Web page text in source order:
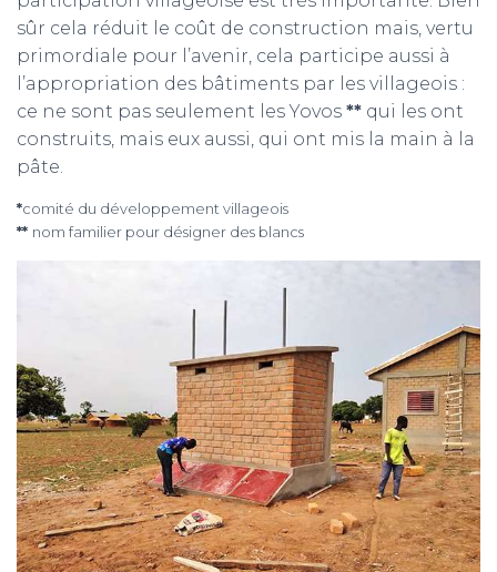
sûr cela réduit le coût de construction mais, vertu
primordiale pour l’avenir, cela participe aussi à
l’appropriation des bâtiments par les villageois :
ce ne sont pas seulement les Yovos ** qui les ont
construits, mais eux aussi, qui ont mis la main à la
pâte.
*comité du développement villageois
** nom familier pour désigner des blancs